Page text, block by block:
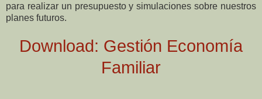
para realizar un presupuesto y simulaciones sobre nuestros
planes futuros.
Download: Gestión Economía
Familiar